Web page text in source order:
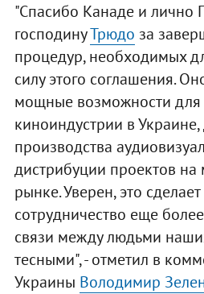
"Спасибо Канаде и лично
господинуТрюдо за
процедур, необходимых
силу этого соглашения.
мощные возможности для
киноиндустрии в
производства
дистрибуции проектов
рынке. Уверен, это
сотрудничество еще
связи между людьми
тесными", - отметил в
Украины Володимир